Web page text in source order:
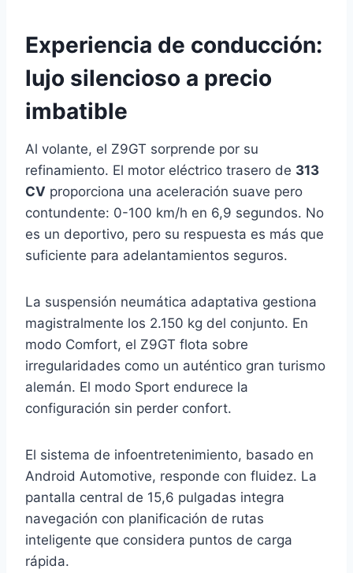
Experiencia de conducción:
lujo silencioso a precio
imbatible
Al volante, el Z9GT sorprende por su
refinamiento. El motor eléctrico trasero de 313
CV proporciona una aceleración suave pero
contundente: 0-100 km/h en 6,9 segundos. No
es un deportivo, pero su respuesta es más que
suficiente para adelantamientos seguros.
La suspensión neumática adaptativa gestiona
magistralmente los 2.150 kg del conjunto. En
modo Comfort, el Z9GT flota sobre
irregularidades como un auténtico gran turismo
alemán. El modo Sport endurece la
configuración sin perder confort.
El sistema de infoentretenimiento, basado en
Android Automotive, responde con fluidez. La
pantalla central de 15,6 pulgadas integra
navegación con planificación de rutas
inteligente que considera puntos de carga
rápida.